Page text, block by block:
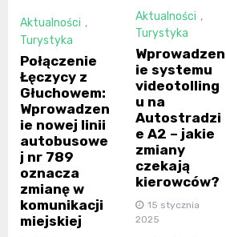
Aktualności ,
Turystyka
Połączenie
Łęczycy z
Głuchowem:
Wprowadzen
ie nowej linii
autobusowe
j nr 789
oznacza
zmianę w
komunikacji
miejskiej
Aktualności ,
Turystyka
Wprowadzen
ie systemu
videotolling
u na
Autostradzi
e A2 – jakie
zmiany
czekają
kierowców?
15 stycznia
2025